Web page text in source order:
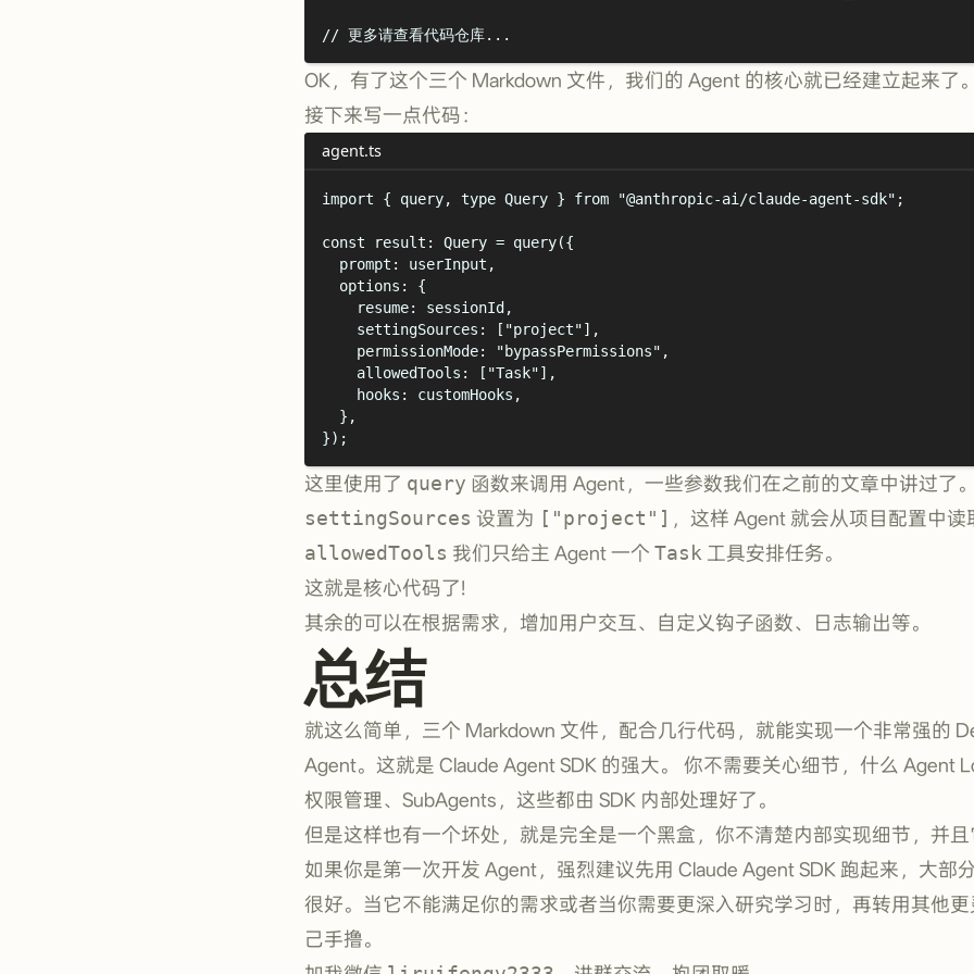
// 更多请查看代码仓库...
OK，有了这个三个 Markdown 文件，我们的 Agent 的核心就已经建立起来了。
接下来写一点代码：
agent.ts
import { query, type Query } from "@anthropic-ai/claude-agent-sdk" ;
const result : Query = query({
prompt : userInput ,
options :
{
resume: sessionId ,
settingSources : [ "project"] ,
permissionMode: "bypassPermissions" ,
allowedTools : [ "Task"] ,
hooks : customHooks ,
},
}) ;
这里使用了 query 函数来调用 Agent，一些参数我们在之前的文章中讲过了
settingSources 设置为 ["project"] ，这样 Agent 就会从项目配置中读
allowedTools 我们只给主 Agent 一个 Task 工具安排任务。
这就是核心代码了!
其余的可以在根据需求，增加用户交互、自定义钩子函数、日志输出等。
总结
就这么简单，三个 Markdown 文件，配合几行代码，就能实现一个非常强的
Agent。这就是 Claude Agent SDK 的强大。 你不需要关心细节，什么 Agent
权限管理、SubAgents，这些都由 SDK 内部处理好了。
但是这样也有一个坏处，就是完全是一个黑盒，你不清楚内部实现细节，并且
如果你是第一次开发 Agent，强烈建议先用 Claude Agent SDK 跑起来，大部
很好。当它不能满足你的需求或者当你需要更深入研究学习时，再转用其他
己手撸。